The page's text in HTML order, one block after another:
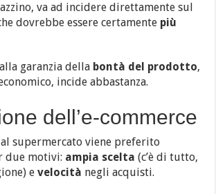
va ad incidere direttamente sul
dovrebbe essere certamente più
garanzia della bontà del prodotto,
incide abbastanza.
dell’e-commerce
al supermercato viene preferito
due motivi: ampia scelta (c’è di tutto,
evelocità negli acquisti.